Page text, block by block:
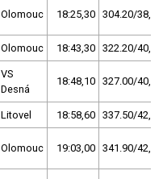
Olomouc 18:25,30 304.20/38,0
Olomouc 18:43,30 322.20/40,2
VS
Desná
18:48,10 327.00/40,8
Litovel 18:58,60 337.50/42,1
Olomouc 19:03,00 341.90/42,7